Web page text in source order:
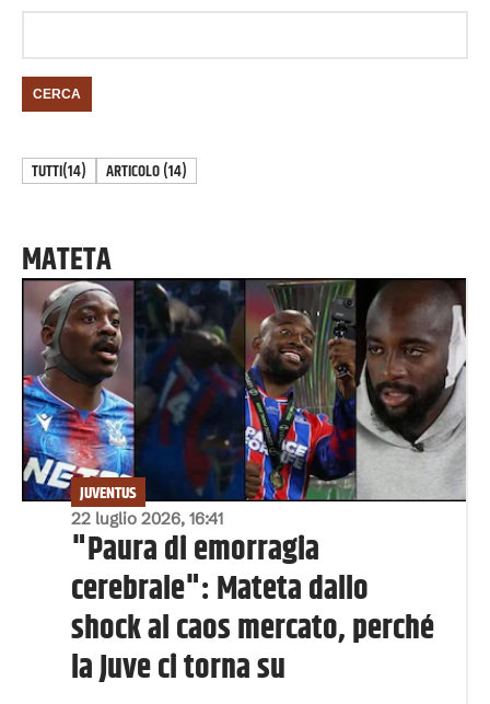
CERCA
TUTTI(14) ARTICOLO(14)
MATETA
22 luglio 2026, 16:41
JUVENTUS
"Paura di emorragia
cerebrale": Mateta dallo
shock al caos mercato, perché
la Juve ci torna su